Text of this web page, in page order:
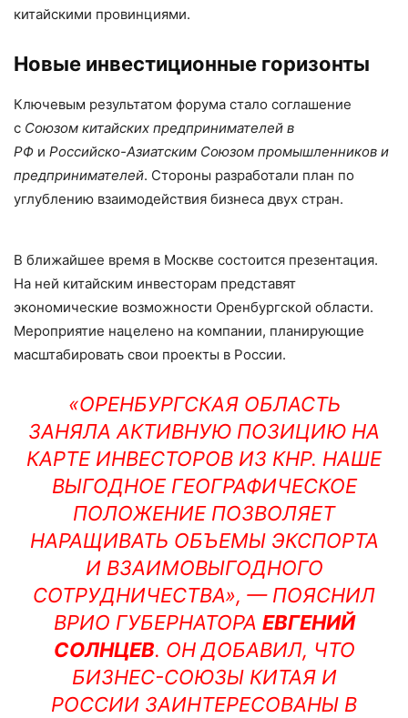
китайскими провинциями.
Новые инвестиционные горизонты
Ключевым результатом форума стало соглашение
с Союзом китайских предпринимателей в
РФ и Российско-Азиатским Союзом промышленников и
предпринимателей. Стороны разработали план по
углублению взаимодействия бизнеса двух стран.
В ближайшее время в Москве состоится презентация.
На ней китайским инвесторам представят
экономические возможности Оренбургской области.
Мероприятие нацелено на компании, планирующие
масштабировать свои проекты в России.
«ОРЕНБУРГСКАЯ ОБЛАСТЬ
ЗАНЯЛА АКТИВНУЮ ПОЗИЦИЮ НА
КАРТЕ ИНВЕСТОРОВ ИЗ КНР. НАШЕ
ВЫГОДНОЕ ГЕОГРАФИЧЕСКОЕ
ПОЛОЖЕНИЕ ПОЗВОЛЯЕТ
НАРАЩИВАТЬ ОБЪЕМЫ ЭКСПОРТА
И ВЗАИМОВЫГОДНОГО
СОТРУДНИЧЕСТВА», — ПОЯСНИЛ
ВРИО ГУБЕРНАТОРА ЕВГЕНИЙ
СОЛНЦЕВ. ОН ДОБАВИЛ, ЧТО
БИЗНЕС-СОЮЗЫ КИТАЯ И
РОССИИ ЗАИНТЕРЕСОВАНЫ В